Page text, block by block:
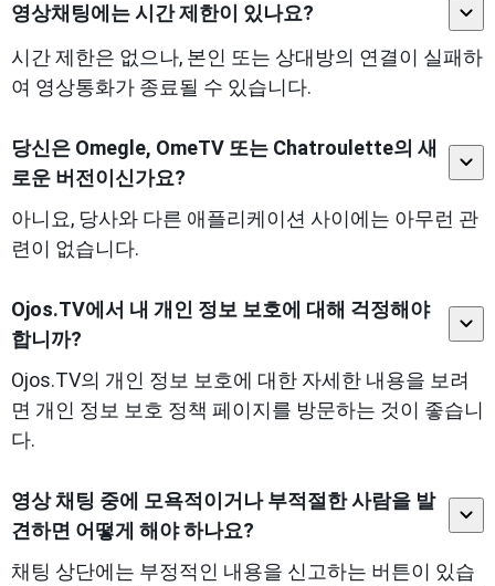
영상채팅에는 시간 제한이 있나요?
시간 제한은 없으나, 본인 또는 상대방의 연결이 실패하
여 영상통화가 종료될 수 있습니다.
당신은 Omegle, OmeTV 또는 Chatroulette의 새
로운 버전이신가요?
아니요, 당사와 다른 애플리케이션 사이에는 아무런 관
련이 없습니다.
Ojos.TV에서 내 개인 정보 보호에 대해 걱정해야
합니까?
Ojos.TV의 개인 정보 보호에 대한 자세한 내용을 보려
면 개인 정보 보호 정책 페이지를 방문하는 것이 좋습니
다.
영상 채팅 중에 모욕적이거나 부적절한 사람을 발
견하면 어떻게 해야 하나요?
채팅 상단에는 부정적인 내용을 신고하는 버튼이 있습